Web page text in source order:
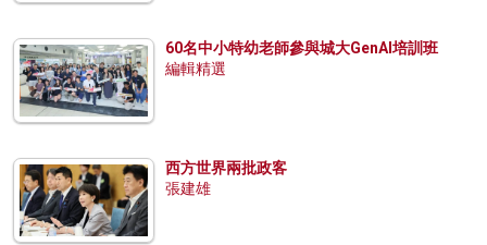
60名中小特幼老師參與城大GenAI培訓班
編輯精選
西方世界兩批政客
張建雄